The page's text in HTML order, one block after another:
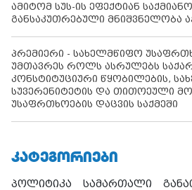
ამიტომ სუს-ის ეფექტიან
განსაკუთრებული მნიშვნელობა
პრემიერი - სახელმწიფო
უმთავრეს როლს ასრულებს
კონსტიტუციური წყობილების,
სუვერენიტეტის და თითოეული
უსაფრთხოების დაცვის საქმეში
ᲙᲐᲢᲔᲒᲝᲠᲘᲔᲑᲘ
პოლიტიკა სამართალი